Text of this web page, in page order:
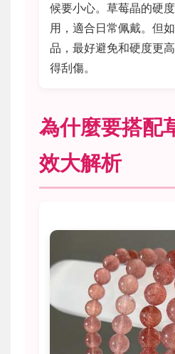
候要小心。草莓晶的硬
用，適合日常佩戴。但
品，最好避免和硬度更
得刮傷。
為什麼要搭配
效大解析